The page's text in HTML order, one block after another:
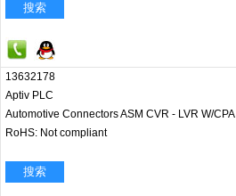
搜索
13632178
Aptiv PLC
Automotive Connectors ASM CVR - LVR W/CPA
RoHS: Not compliant
搜索